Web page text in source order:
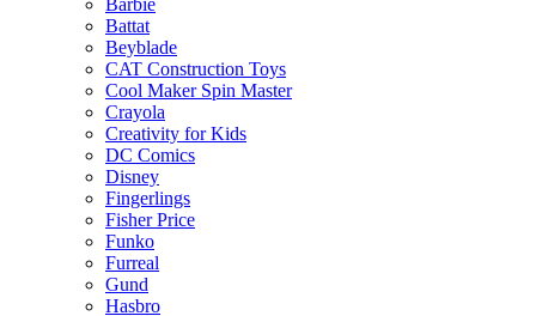
Barbie
Battat
Beyblade
CAT Construction Toys
Cool Maker Spin Master
Crayola
Creativity for Kids
DC Comics
Disney
Fingerlings
Fisher Price
Funko
Furreal
Gund
Hasbro